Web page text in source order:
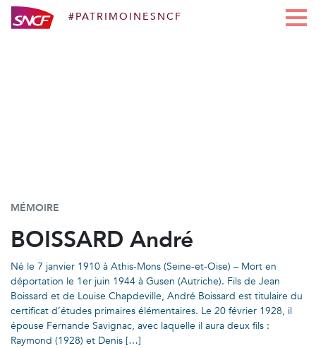
#PATRIMOINESNCF
MÉMOIRE
BOISSARD André
Né le 7 janvier 1910 à Athis-Mons (Seine-et-Oise) – Mort en
déportation le 1er juin 1944 à Gusen (Autriche). Fils de Jean
Boissard et de Louise Chapdeville, André Boissard est titulaire du
certificat d’études primaires élémentaires. Le 20 février 1928, il
épouse Fernande Savignac, avec laquelle il aura deux fils :
Raymond (1928) et Denis […]